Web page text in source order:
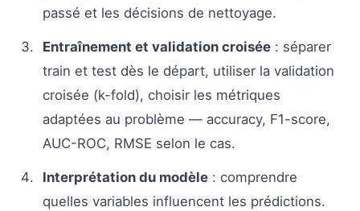
passé et les décisions de nettoyage.
Entraînement et validation croisée: séparer
train et test dès le départ, utiliser la validation
croisée (k-fold), choisir les métriques
adaptées au problème — accuracy, F1-score,
AUC-ROC, RMSE selon le cas.
Interprétation du modèle: comprendre
quelles variables influencent les prédictions.